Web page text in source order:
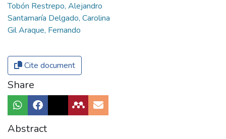
Tobón Restrepo, Alejandro
Santamaría Delgado, Carolina
Gil Araque, Fernando
Cite document
Share
Abstract